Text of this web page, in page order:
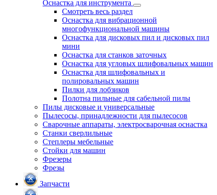
Оснастка для инструмента
Смотреть весь раздел
Оснастка для вибрационной
многофункциональной машины
Оснастка для дисковых пил и дисковых пил
мини
Оснастка для станков заточных
Оснастка для угловых шлифовальных машин
Оснастка для шлифовальных и
полировальных машин
Пилки для лобзиков
Полотна пильные для сабельной пилы
Пилы дисковые и универсальные
Пылесосы, принадлежности для пылесосов
Сварочные аппараты, электросварочная оснастка
Станки сверлильные
Степлеры мебельные
Стойки для машин
Фрезеры
Фрезы
Запчасти